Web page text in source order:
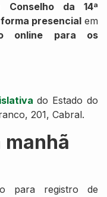
Conselho da 14ª
forma presencialem
online para os
do Estado do
201, Cabral.
manhã
para registro de